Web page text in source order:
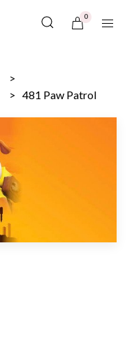
0
481 Paw Patrol